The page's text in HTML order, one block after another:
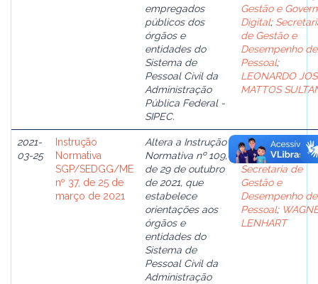
empregados
públicos dos
órgãos e
entidades do
Sistema de
Pessoal Civil da
Administração
Pública Federal -
SIPEC.
Gestão e
Digital;
de Gestão e
Desempenho de
Pessoal;
LEONARDO
MATTOS
2021-
03-25
Instrução
Normativa
SGP/SEDGG/ME
nº 37, de 25 de
março de 2021
Altera a Instrução
Normativa nº 109,
de 29 de outubro
de 2021, que
estabelece
orientações aos
órgãos e
entidades do
Sistema de
Pessoal Civil da
Administração
Brasil. Ministério
Economia;
Secretaria de
Gestão e
Desempenho de
Pessoal;
LENHART